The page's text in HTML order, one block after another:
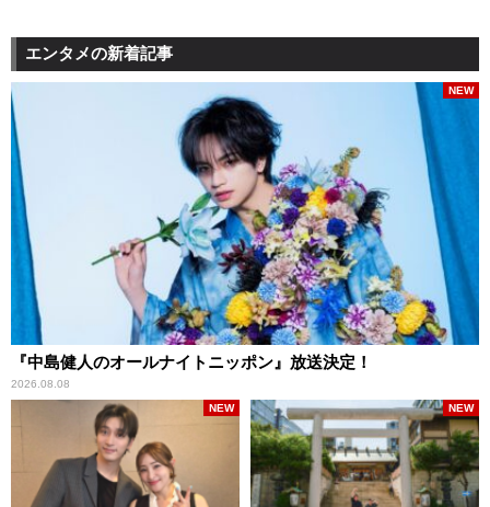
エンタメの新着記事
『中島健人のオールナイトニッポン』放送決定！
2026.08.08
NEW
NEW NEW